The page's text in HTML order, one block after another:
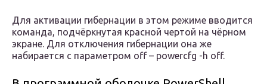
Для активации гибернации в этом режиме вводится
команда, подчёркнутая красной чертой на чёрном
экране. Для отключения гибернации она же
набирается с параметром off – powercfg -h off.